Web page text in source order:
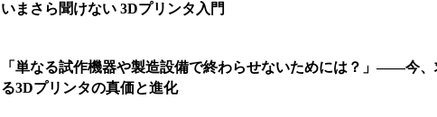
いまさら聞けない 3Dプリンタ入門
「単なる試作機器や製造設備で終わらせないためには？」――今
る3Dプリンタの真価と進化